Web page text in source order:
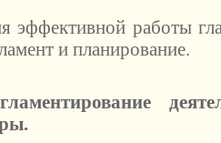
эффективной работы
и планирование.